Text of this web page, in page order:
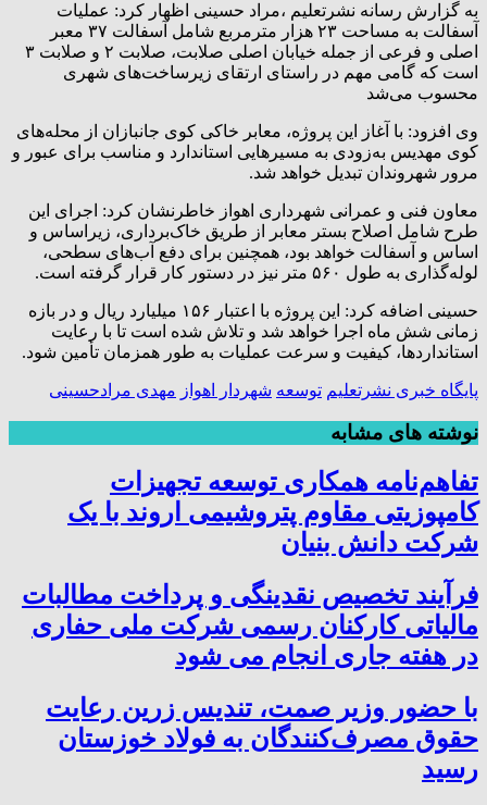
به گزارش رسانه نشرتعلیم ،مراد حسینی اظهار کرد: عملیات
آسفالت به مساحت ۲۳ هزار مترمربع شامل آسفالت ۳۷ معبر
اصلی و فرعی از جمله خیابان اصلی صلابت، صلابت ۲ و صلابت ۳
است که گامی مهم در راستای ارتقای زیرساخت‌های شهری
محسوب می‌شد
وی افزود: با آغاز این پروژه، معابر خاکی کوی جانبازان از محله‌های
کوی مهدیس به‌زودی به مسیرهایی استاندارد و مناسب برای عبور و
مرور شهروندان تبدیل خواهد شد.
معاون فنی و عمرانی شهرداری اهواز خاطرنشان کرد: اجرای این
طرح شامل اصلاح بستر معابر از طریق خاک‌برداری، زیراساس و
اساس و آسفالت خواهد بود، همچنین برای دفع آب‌های سطحی،
لوله‌گذاری به طول ۵۶۰ متر نیز در دستور کار قرار گرفته است.
حسینی اضافه کرد: این پروژه با اعتبار ۱۵۶ میلیارد ریال و در بازه
زمانی شش ماه اجرا خواهد شد و تلاش شده است تا با رعایت
استانداردها، کیفیت و سرعت عملیات به طور همزمان تأمین شود.
پایگاه خبری نشرتعلیم توسعه شهردار اهواز مهدی مرادحسینی
نوشته های مشابه
تفاهم‌نامه همکاری توسعه تجهیزات
کامپوزیتی مقاوم پتروشیمی اروند با یک
شرکت دانش بنیان
فرآیند تخصیص نقدینگی و پرداخت مطالبات
مالیاتی کارکنان رسمی شرکت ملی حفاری
در هفته جاری انجام می شود
با حضور وزیر صمت، تندیس زرین رعایت
حقوق مصرف‌کنندگان به فولاد خوزستان
رسید